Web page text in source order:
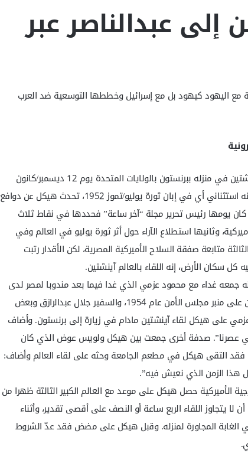
إلى عبدالناصر عبر
مع اليهود كيهود بل مع إسرائيل وخططها التوسعية ضد العرب
لقاء تاريخي جمع بين هيكل وآينشتين في منزله ببرنستون بالولايات المتحدة يوم 12 ديسمبر/كانون
الأول عام 1952 ولنتأمل التاريخ إنه استثناني أي في إبان ثورة يوليو/تموز 1952، تحدث هيكل عن دوافع
كان يومها رئيس تحرير مجلة “آخر ساعة” فحددها في نقاط ثلاث
وثانيها استطلاع الآراء حول أثر ثورة يوليو في العالم وفي
متابعة صفقة السلاح الأميركية المصرية، لكن الأقدار رتبت
كل سكان الأرض، إنه اللقاء بالعالم آينشتين.
جمعه غداء مع محمود عزمي الذي غدا فيما بعد مندوبا لمصر لدى
الأمم المتحدة، ومات بالسكتة من على منبر مجلس الأمن عام 1954، والسفير جلال عبدالرازق وبعض
عزمي على هيكل لقاء آينشتين مادام في زيارة إلى برنستون. وأضاف
في عصرنا”. صدفة أخرى جمعت بين هيكل ولويس عوض الذي كان
التقى هيكل في مطعم الجامعة وحثه على لقاء العالم وأضاف:
هذا الزمن الذي نعيش فيه”.
الأميركية حصل هيكل على موعد مع العالم الكبير الثالثة ظهرا من
أن لا يتجاوز اللقاء الربع ساعة أو النصف على أقصى تقدير، وأثناء
الغابة المجاورة لمنزله. وقبل هيكل على مضض فقد عدّ الشروط